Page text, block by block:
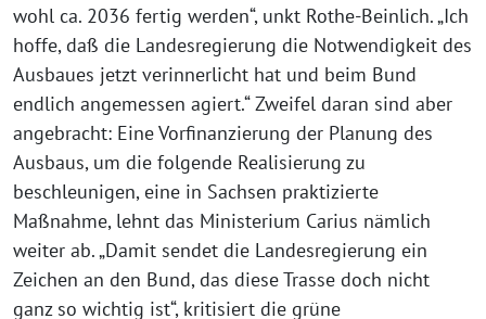
wohl ca. 2036 fertig werden“, unkt Rothe-Beinlich. „Ich
hoffe, daß die Landesregierung die Notwendigkeit des
Ausbaues jetzt verinnerlicht hat und beim Bund
endlich angemessen agiert.“ Zweifel daran sind aber
angebracht: Eine Vorfinanzierung der Planung des
Ausbaus, um die folgende Realisierung zu
beschleunigen, eine in Sachsen praktizierte
Maßnahme, lehnt das Ministerium Carius nämlich
weiter ab. „Damit sendet die Landesregierung ein
Zeichen an den Bund, das diese Trasse doch nicht
ganz so wichtig ist“, kritisiert die grüne